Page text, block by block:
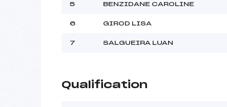
Pénalité appliquée :
5 BENZIDANE CAROLINE
6 GIROD LISA
7 SALGUEIRA LUAN
Qualification